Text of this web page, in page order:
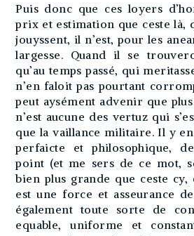
Puis donc que ces loyers
prix et estimation que ceste là,
jouyssent, il n’est, pour les
largesse. Quand il se
qu’au temps passé, qui
n’en faloit pas pourtant
peut aysément advenir que
n’est aucune des vertuz qui
que la vaillance militaire. Il y
perfaicte et philosophique,
point (et me sers de ce mot,
bien plus grande que ceste
est une force et asseurance
également toute sorte de
equable, uniforme et